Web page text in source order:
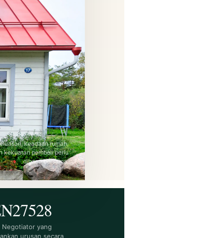
keadaan rumah,
kekuatan pembeli perlu
dibaca bersama.
Negotiator yang
urusan secara